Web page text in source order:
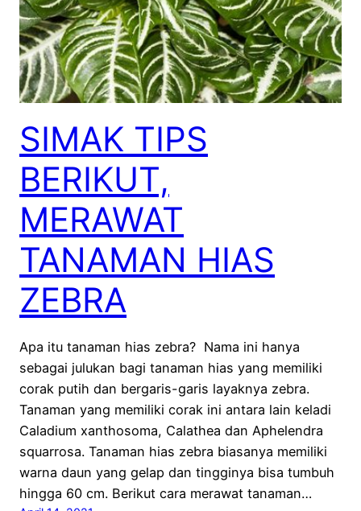
SIMAK TIPS
BERIKUT,
MERAWAT
TANAMAN HIAS
ZEBRA
Apa itu tanaman hias zebra? Nama ini hanya
sebagai julukan bagi tanaman hias yang memiliki
corak putih dan bergaris-garis layaknya zebra.
Tanaman yang memiliki corak ini antara lain keladi
Caladium xanthosoma, Calathea dan Aphelendra
squarrosa. Tanaman hias zebra biasanya memiliki
warna daun yang gelap dan tingginya bisa tumbuh
hingga 60 cm. Berikut cara merawat tanaman…